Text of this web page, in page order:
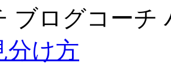
ブログコーチ
分け方